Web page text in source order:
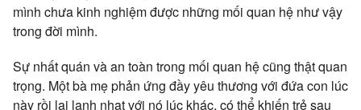
mình chưa kinh nghiệm được những mối quan hệ như vậy
trong đời mình.
Sự nhất quán và an toàn trong mối quan hệ cũng thật quan
trọng. Một bà mẹ phản ứng đầy yêu thương với đứa con lúc
này rồi lại lạnh nhạt với nó lúc khác, có thể khiến trẻ sau